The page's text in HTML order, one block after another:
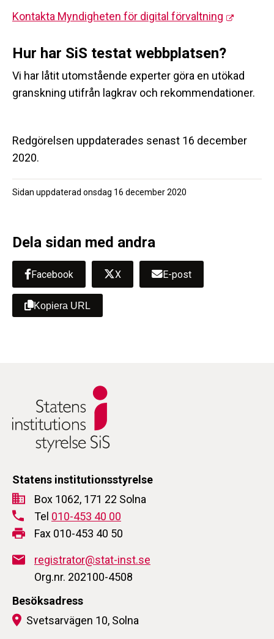
Kontakta Myndigheten för digital förvaltning
Hur har SiS testat webbplatsen?
Vi har låtit utomstående experter göra en utökad
granskning utifrån lagkrav och rekommendationer.
Redgörelsen uppdaterades senast 16 december
2020.
Sidan uppdaterad onsdag 16 december 2020
Dela sidan med andra
Facebook X E-post
Kopiera URL
Statens institutionsstyrelse
Box 1062, 171 22 Solna
Tel 010-453 40 00
Fax 010-453 40 50
registrator@stat-inst.se
Org.nr. 202100-4508
Besöksadress
Svetsarvägen 10, Solna